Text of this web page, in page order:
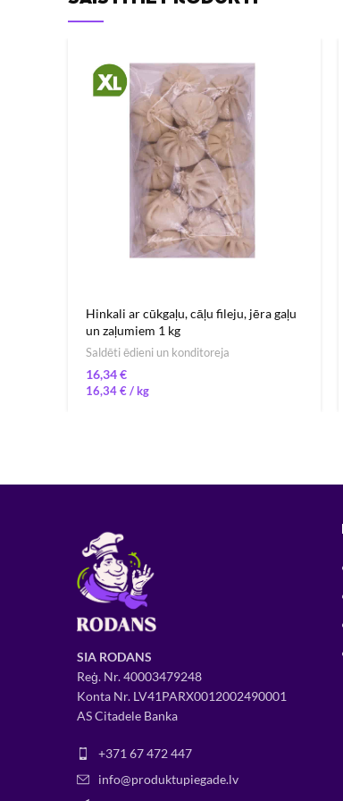
Hinkali ar cūkgaļu, cāļu fileju, jēra gaļu
un zaļumiem 1 kg
Saldēti ēdieni un konditoreja
€
16,34€/
SIA RODANS
Reģ. Nr.40003479248
Konta Nr. LV41PARX0012002490001
AS Citadele Banka
+371 67 472 447
info@produktupiegade.lv